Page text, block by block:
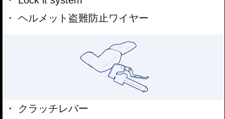
ヘルメット盗難防止ワイヤー
クラッチレバー